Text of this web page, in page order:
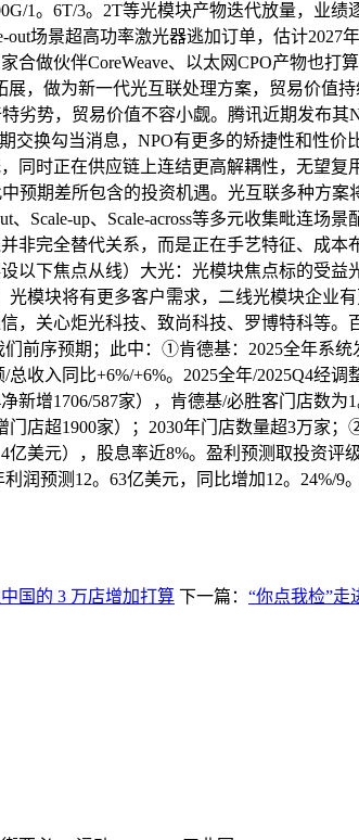
1。6T/3。2T等光模块产物迭代放量，业
out场景超高功率激光器逃加订单，估计
合做伙伴CoreWeave、以太网CPO产物也
展，做为新一代光互联处理方案，贸易价值
劣势，贸易价值不容小觑。腾讯近期发布
交换勾当消息，NPO有更多的矫捷性和性
同时正在供应链上连结更高解耦性，无望
预期差所包含的投资机遇。光互联多种方
、Scale-up、Scale-across等多元收集毗连
非完全替代关系，而是正在手艺特征、成
以下焦点从线）大光：光模块焦点标的受
光模块将有更多客户需求，二线光模块企业
，关心炬光科技、致尚科技、罗博特科等。
们前序预期；此中：①肯德基：2025全年系
/总收入同比+6%/+6%。2025全年/2025Q4经
新增1706/587家），肯德基/必胜客门店数
门店超1900家）；2030年门店数量超3万家
亿美元），股息率近8%。盈利预测取投资
润预测12。63亿美元，同比增加12。24%/
国的 3 万店增加打算 下一篇： “你点我检”走